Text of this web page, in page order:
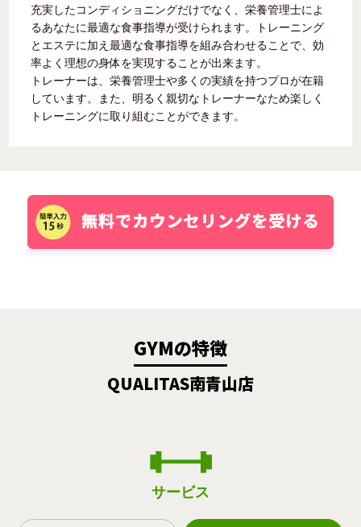
充実したコンディショニングだけでなく、栄養管理士によ
るあなたに最適な食事指導が受けられます。トレーニング
とエステに加え最適な食事指導を組み合わせることで、効
率よく理想の身体を実現することが出来ます。
トレーナーは、栄養管理士や多くの実績を持つプロが在籍
しています。また、明るく親切なトレーナーなため楽しく
トレーニングに取り組むことができます。
GYMの特徴
QUALITAS南青山店
サービス